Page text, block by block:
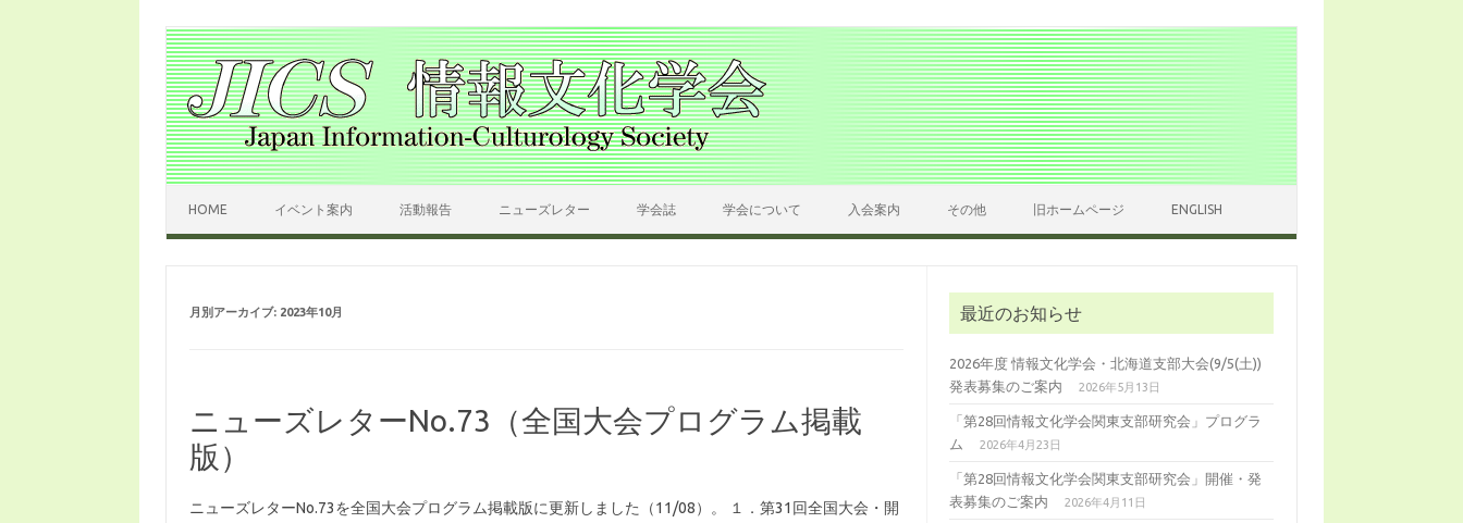
HOME イベント案内 活動報告 ニューズレター 学会誌 学会について 入会案内 その他 旧ホームページ ENGLISH
月別アーカイブ: 2023年10月
ニューズレターNo.73（全国大会プログラム掲載
版）
ニューズレターNo.73を全国大会プログラム掲載版に更新しました（11/08）。 １．第31回全国大会・開
最近のお知らせ
2026年度 情報文化学会・北海道支部大会(9/5(土))
発表募集のご案内
2026年5月13日
「第28回情報文化学会関東支部研究会」プログラ
ム
2026年4月23日
「第28回情報文化学会関東支部研究会」開催・発
表募集のご案内
2026年4月11日